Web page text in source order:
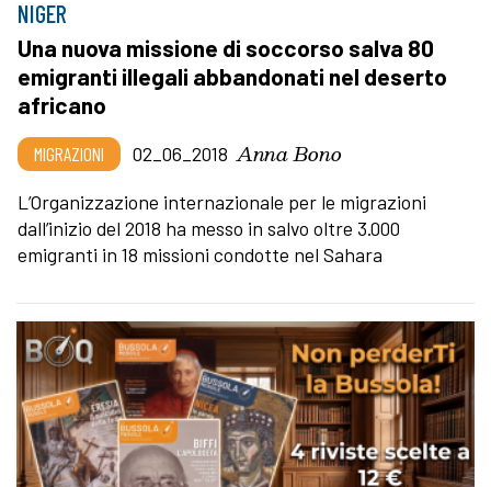
NIGER
Una nuova missione di soccorso salva 80
emigranti illegali abbandonati nel deserto
africano
MIGRAZIONI 02_06_2018 Anna Bono
L’Organizzazione internazionale per le migrazioni
dall’inizio del 2018 ha messo in salvo oltre 3.000
emigranti in 18 missioni condotte nel Sahara